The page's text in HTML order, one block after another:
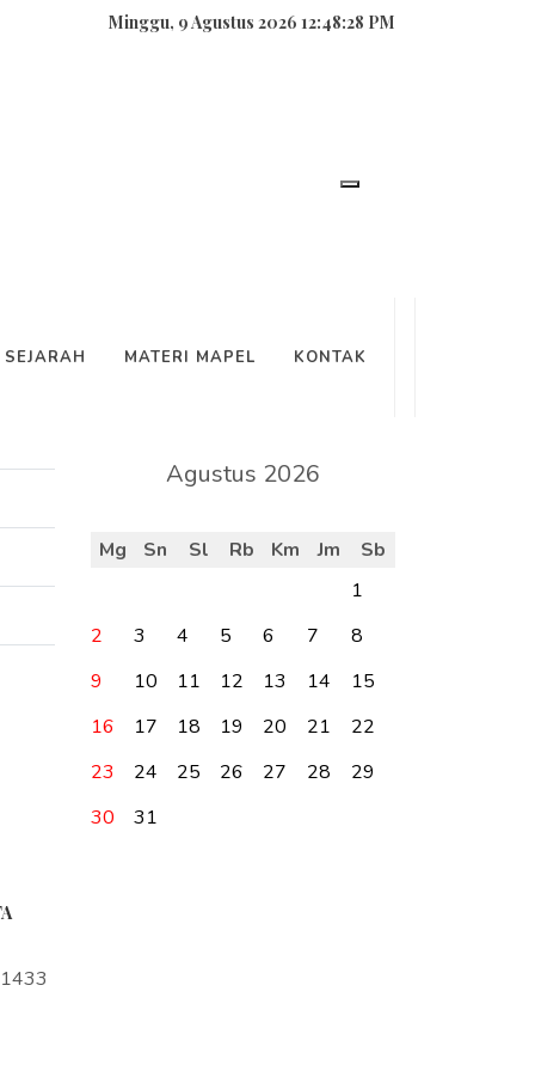
Minggu, 9 Agustus 2026 12:48:29 PM
SEJARAH MATERI MAPEL KONTAK
Agustus 2026
Mg Sn Sl Rb Km Jm
Sb
1
2
3 4 5 6 7
8
9
10 11 12 13 14
15
16
17 18 19 20 21
22
23
24 25 26 27 28
29
30
31